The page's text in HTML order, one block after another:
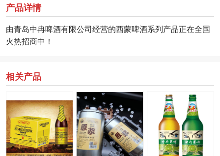
产品详情
由青岛中冉啤酒有限公司经营的西蒙啤酒系列产品正在全国
火热招商中！
相关产品